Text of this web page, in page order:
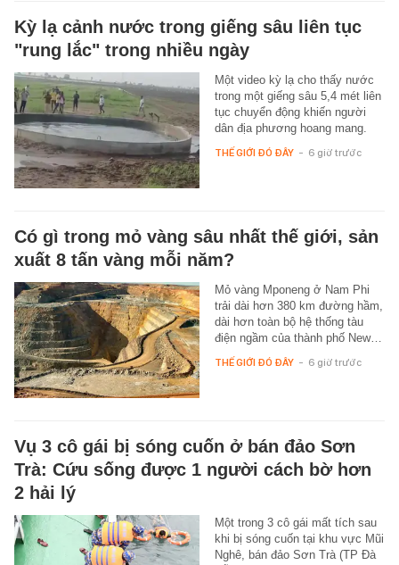
Kỳ lạ cảnh nước trong giếng sâu liên tục
"rung lắc" trong nhiều ngày
Một video kỳ lạ cho thấy nước
trong một giếng sâu 5,4 mét liên
tục chuyển động khiến người
dân địa phương hoang mang.
THẾ GIỚI ĐÓ ĐÂY - 6 giờ trước
Có gì trong mỏ vàng sâu nhất thế giới, sản
xuất 8 tấn vàng mỗi năm?
Mỏ vàng Mponeng ở Nam Phi
trải dài hơn 380 km đường hầm,
dài hơn toàn bộ hệ thống tàu
điện ngầm của thành phố New…
THẾ GIỚI ĐÓ ĐÂY - 6 giờ trước
Vụ 3 cô gái bị sóng cuốn ở bán đảo Sơn
Trà: Cứu sống được 1 người cách bờ hơn
2 hải lý
Một trong 3 cô gái mất tích sau
khi bị sóng cuốn tại khu vực Mũi
Nghê, bán đảo Sơn Trà (TP Đà